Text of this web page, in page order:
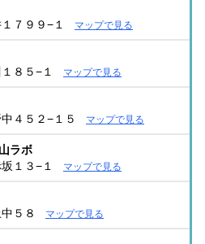
７９９−１ マップで見る
８５−１ マップで見る
４５２−１５ マップで見る
ラボ
１３−１ マップで見る
５８ マップで見る